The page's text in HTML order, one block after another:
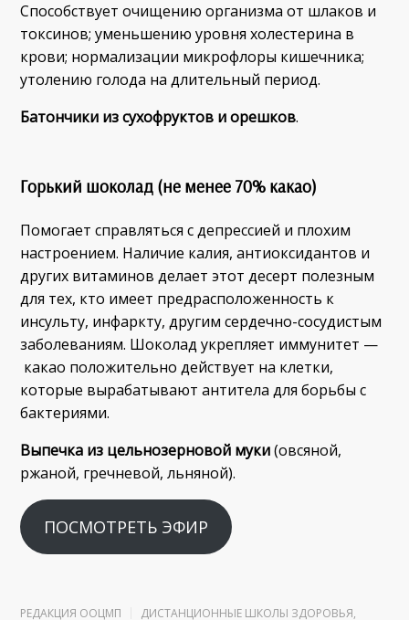
Способствует очищению организма от шлаков и
токсинов; уменьшению уровня холестерина в
крови; нормализации микрофлоры кишечника;
утолению голода на длительный период.
Батончики из сухофруктов и орешков.
Горький шоколад (не менее 70% какао)
Помогает справляться с депрессией и плохим
настроением. Наличие калия, антиоксидантов и
других витаминов делает этот десерт полезным
для тех, кто имеет предрасположенность к
инсульту, инфаркту, другим сердечно-сосудистым
заболеваниям. Шоколад укрепляет иммунитет —
какао положительно действует на клетки,
которые вырабатывают антитела для борьбы с
бактериями.
Выпечка из цельнозерновой муки(овсяной,
ржаной, гречневой, льняной).
ПОСМОТРЕТЬ ЭФИР
РЕДАКЦИЯ ООЦМП ДИСТАНЦИОННЫЕ ШКОЛЫ ЗДОРОВЬЯ,